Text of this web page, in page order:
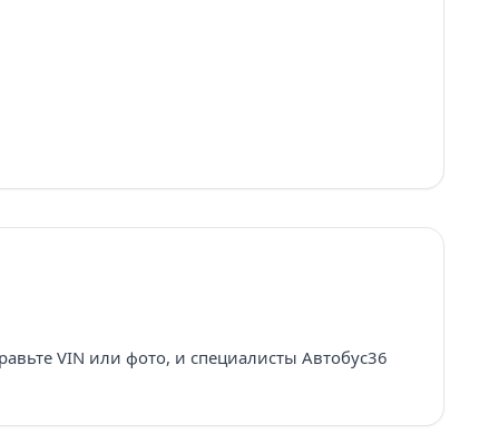
VIN или фото, и специалисты Автобус36